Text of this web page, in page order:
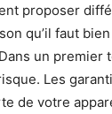
proposer
qu’il faut
un
Les
de votre